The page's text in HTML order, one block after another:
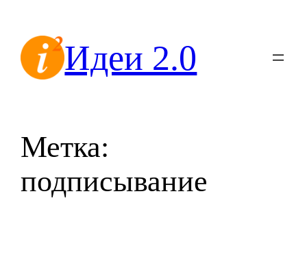
содержимомуИдеи 2.0
Метка:
подписывание